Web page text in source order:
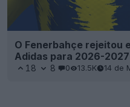
O Fenerbahçe rejeitou
Adidas para 2026-2027
18 8 0 13.5K 14 de